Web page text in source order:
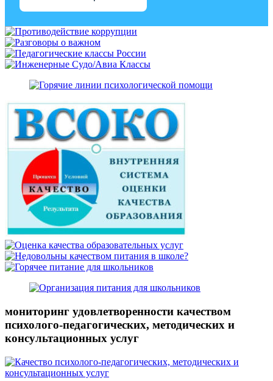
мониторинг удовлетворенности качеством
психолого-педагогических, методических и
консультационных услуг